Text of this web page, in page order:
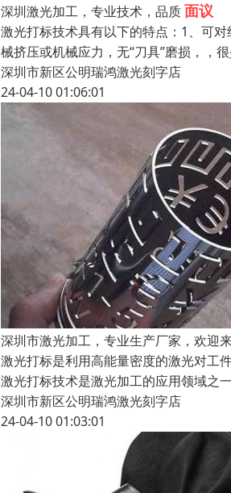
深圳激光加工，专业技术，品质面议
激光打标技术具有以下的特点：1、可
械挤压或机械应力，无“刀具”磨损，，
深圳市新区公明瑞鸿激光刻字店
24-04-10 01:06:01
深圳市激光加工，专业生产厂家，欢迎
激光打标是利用高能量密度的激光对工
激光打标技术是激光加工的应用领域之
深圳市新区公明瑞鸿激光刻字店
24-04-10 01:03:01